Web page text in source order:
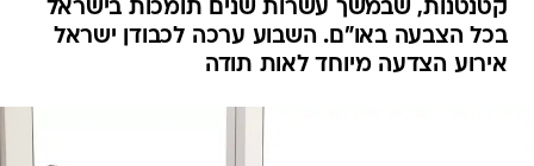
קטנטנות, שבמשך עשרות שנים תומכות בישראל
בכל הצבעה באו"ם. השבוע ערכה לכבודן ישראל
אירוע הצדעה מיוחד לאות תודה